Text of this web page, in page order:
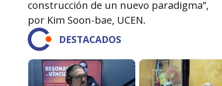
construcción de un nuevo paradigma”,
por Kim Soon-bae, UCEN.
DESTACADOS